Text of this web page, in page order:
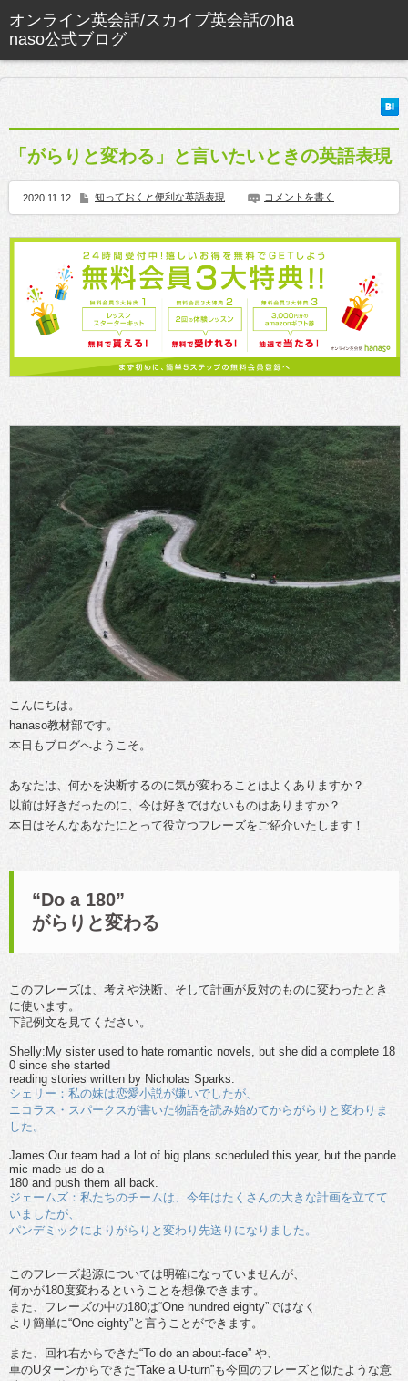
「がらりと変わる」と言いたいときの英語表現
2020.11.12 知っておくと便利な英語表現 コメントを書く
こんにちは。
hanaso教材部です。
本日もブログへようこそ。
あなたは、何かを決断するのに気が変わることはよくありますか？
以前は好きだったのに、今は好きではないものはありますか？
本日はそんなあなたにとって役立つフレーズをご紹介いたします！
“Do a 180”
がらりと変わる
このフレーズは、考えや決断、そして計画が反対のものに変わったとき
に使います。
下記例文を見てください。
Shelly:My sister used to hate romantic novels, but she did a complete 18
0 since she started
reading stories written by Nicholas Sparks.
シェリー：私の妹は恋愛小説が嫌いでしたが、
ニコラス・スパークスが書いた物語を読み始めてからがらりと変わりま
した。
James:Our team had a lot of big plans scheduled this year, but the pande
mic made us do a
180 and push them all back.
ジェームズ：私たちのチームは、今年はたくさんの大きな計画を立てて
いましたが、
パンデミックによりがらりと変わり先送りになりました。
このフレーズ起源については明確になっていませんが、
何かが180度変わるということを想像できます。
また、フレーズの中の180は“One hundred eighty”ではなく
より簡単に“One-eighty”と言うことができます。
また、回れ右からできた“To do an about-face” や、
車のUターンからできた“Take a U-turn”も今回のフレーズと似たような意